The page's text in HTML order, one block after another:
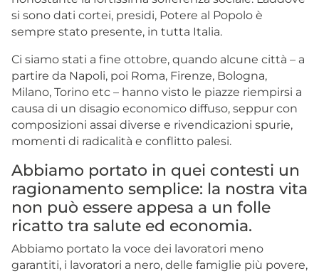
si sono dati cortei, presidi, Potere al Popolo è
sempre stato presente, in tutta Italia.
Ci siamo stati a fine ottobre, quando alcune città – a
partire da Napoli, poi Roma, Firenze, Bologna,
Milano, Torino etc – hanno visto le piazze riempirsi a
causa di un disagio economico diffuso, seppur con
composizioni assai diverse e rivendicazioni spurie,
momenti di radicalità e conflitto palesi.
Abbiamo portato in quei contesti un
ragionamento semplice: la nostra vita
non può essere appesa a un folle
ricatto tra salute ed economia.
Abbiamo portato la voce dei lavoratori meno
garantiti, i lavoratori a nero, delle famiglie più povere,